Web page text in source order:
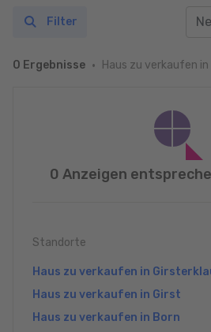
0 Ergebnisse Haus zu verkaufen in
Filter
0 Anzeigen
Standorte
Haus zu verkaufen in
Haus zu verkaufen in Girst
Haus zu verkaufen in Born